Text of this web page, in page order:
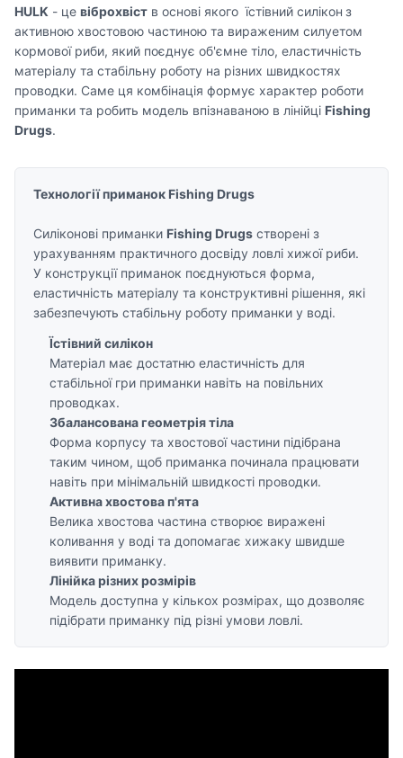
HULK - це віброхвіст в основі якого їстівний силікон з
активною хвостовою частиною та вираженим силуетом
кормової риби, який поєднує об'ємне тіло, еластичність
матеріалу та стабільну роботу на різних швидкостях
проводки. Саме ця комбінація формує характер роботи
приманки та робить модель впізнаваною в лінійці Fishing
Drugs.
Технології приманок Fishing Drugs
Силіконові приманки Fishing Drugs створені з
урахуванням практичного досвіду ловлі хижої риби.
У конструкції приманок поєднуються форма,
еластичність матеріалу та конструктивні рішення, які
забезпечують стабільну роботу приманки у воді.
Їстівний силікон
Матеріал має достатню еластичність для
стабільної гри приманки навіть на повільних
проводках.
Збалансована геометрія тіла
Форма корпусу та хвостової частини підібрана
таким чином, щоб приманка починала працювати
навіть при мінімальній швидкості проводки.
Активна хвостова п'ята
Велика хвостова частина створює виражені
коливання у воді та допомагає хижаку швидше
виявити приманку.
Лінійка різних розмірів
Модель доступна у кількох розмірах, що дозволяє
підібрати приманку під різні умови ловлі.